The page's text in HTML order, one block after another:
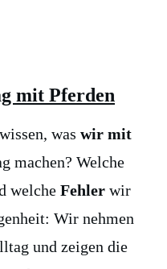
mit Pferden
was wir mit
machen? Welche
welche Fehler wir
Wir nehmen
und zeigen die